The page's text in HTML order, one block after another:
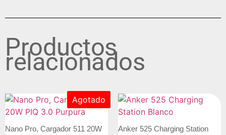
Productos
relacionados
Agotado
Nano Pro, Cargador 511 20W
Anker 525 Charging Station